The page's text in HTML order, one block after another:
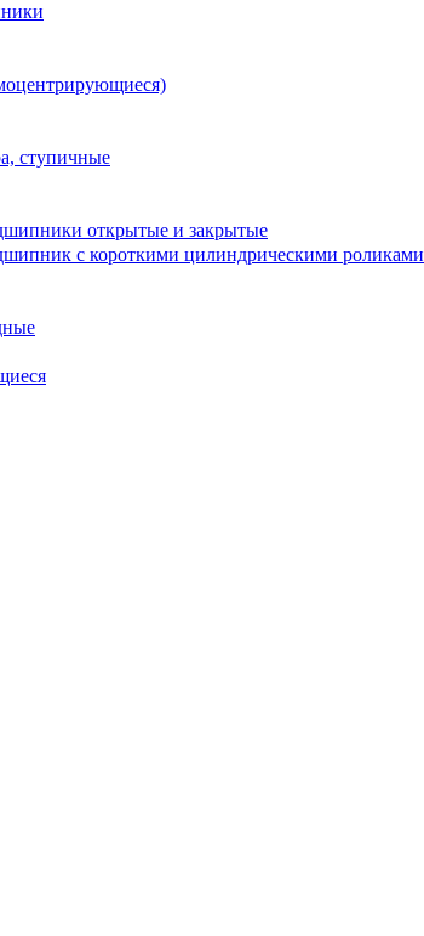
ступичные
открытые и закрытые
с короткими цилиндрическими роликами